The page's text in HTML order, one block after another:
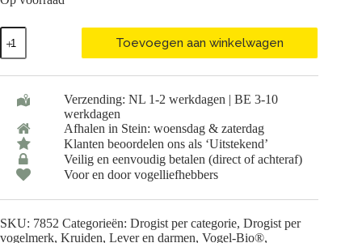
Vogel-
Bio®
Gemalen
Mariadistel
175
aantal
Toevoegen aan winkelwagen
Verzending: NL 1-2 werkdagen | BE 3-10
werkdagen
Afhalen in Stein: woensdag & zaterdag
Klanten beoordelen ons als ‘Uitstekend’
Veilig en eenvoudig betalen (direct of achteraf)
Voor en door vogelliefhebbers
SKU: 7852 Categorieën: Drogist per categorie, Drogist per
vogelmerk, Kruiden, Lever en darmen, Vogel-Bio®,